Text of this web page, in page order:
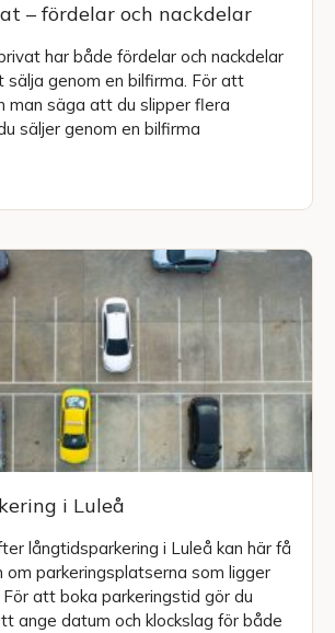
– fördelar och nackdelar
har både fördelar och nackdelar
genom en bilfirma. För att
man säga att du slipper flera
säljer genom en bilfirma
i Luleå
långtidsparkering i Luleå kan här få
om parkeringsplatserna som ligger
att boka parkeringstid gör du
ange datum och klockslag för både